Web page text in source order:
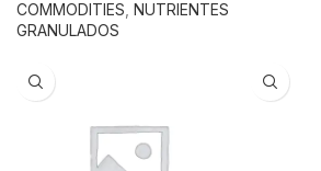
COMMODITIES, NUTRIENTES
GRANULADOS